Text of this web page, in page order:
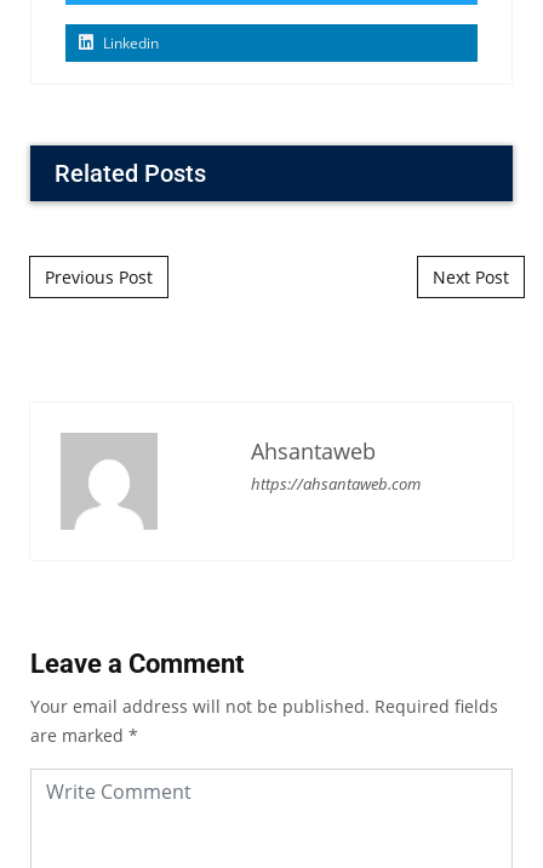
Linkedin
Related Posts
Post navigation
Previous Post Next Post
Ahsantaweb
https://ahsantaweb.com
Leave a Comment
Your email address will not be published. Required fields
are marked *